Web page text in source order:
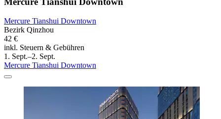
Mercure Tianshui Downtown
Bezirk Qinzhou
42 €
inkl. Steuern & Gebühren
1. Sept.–2. Sept.
Mercure Tianshui Downtown